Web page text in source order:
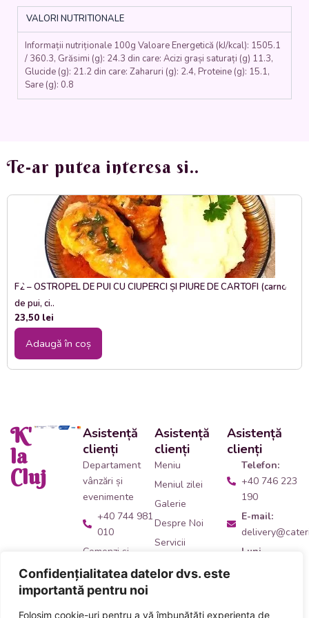
Confidențialitatea datelor dvs. este
importantă pentru noi
Folosim cookie-uri pentru a vă îmbunătăți experiența de
VALORI NUTRITIONALE
Informații nutriționale 100g Valoare Energetică (kJ/kcal): 1505.1
/ 360.3, Grăsimi (g): 24.3 din care: Acizi grași saturați (g) 11.3,
Glucide (g): 21.2 din care: Zaharuri (g): 2.4, Proteine (g): 15.1,
Sare (g): 0.8
Te-ar putea interesa si..
F2 – OSTROPEL DE PUI CU CIUPERCI ȘI PIURE DE CARTOFI (carne
de pui, ci..
23,50 lei
Adaugă în coș
K'
la
Cluj
Asistență
clienți
Departament
vânzări și
evenimente
+40 744 981
010
Comenzi și
livrări catering
+40 746 223
Asistență
clienți
Meniu
Meniul zilei
Galerie
Despre Noi
Servicii
Asistență
clienți
Telefon:
+40 746 223
190
E-mail:
Luni -